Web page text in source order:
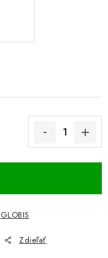
GLOBIS
Zdieľať